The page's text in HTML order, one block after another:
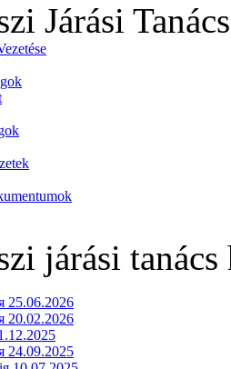
Járási Tanács
járási
25.06.2026
20.02.2026
24.09.2025